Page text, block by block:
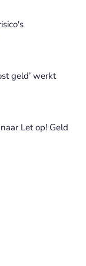
geld’ werkt
Let op! Geld